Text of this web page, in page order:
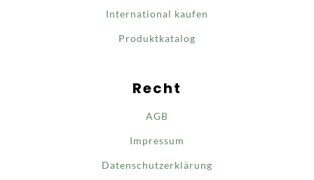
International kaufen
Produktkatalog
Recht
AGB
Impressum
Datenschutzerklärung